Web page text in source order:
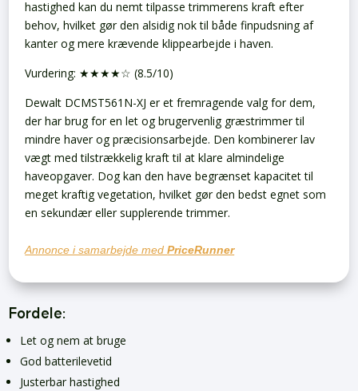
hastighed kan du nemt tilpasse trimmerens kraft efter
behov, hvilket gør den alsidig nok til både finpudsning af
kanter og mere krævende klippearbejde i haven.
Vurdering: ★★★★☆ (8.5/10)
Dewalt DCMST561N-XJ er et fremragende valg for dem,
der har brug for en let og brugervenlig græstrimmer til
mindre haver og præcisionsarbejde. Den kombinerer lav
vægt med tilstrækkelig kraft til at klare almindelige
haveopgaver. Dog kan den have begrænset kapacitet til
meget kraftig vegetation, hvilket gør den bedst egnet som
en sekundær eller supplerende trimmer.
Annonce i samarbejde medPriceRunner
Fordele:
Let og nem at bruge
God batterilevetid
Justerbar hastighed